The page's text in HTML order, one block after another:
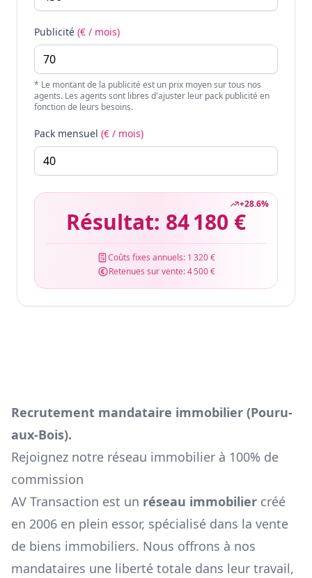
Publicité (€ / mois)
* Le montant de la publicité est un prix moyen sur tous nos
agents. Les agents sont libres d'ajuster leur pack publicité en
fonction de leurs besoins.
Pack mensuel (€ / mois)
+28.6%
Résultat: 84 180 €
Coûts fixes annuels: 1 320 €
Retenues sur vente:4 500 €
Recrutement mandataire immobilier (Pouru-
aux-Bois).
Rejoignez notre réseau immobilier à 100% de
commission
AV Transaction est un réseau immobilier créé
en 2006 en plein essor, spécialisé dans la vente
de biens immobiliers. Nous offrons à nos
mandataires une liberté totale dans leur travail,